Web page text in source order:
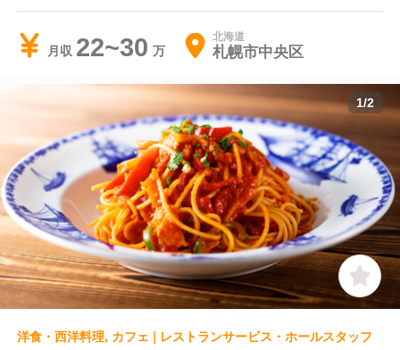
月収 22~30 北海道
札幌市中央区
1/2
洋食・西洋料理, カフェ | レストランサービス・ホールスタッフ